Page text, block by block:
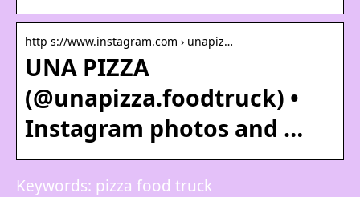
http s://www.instagram.com › unapiz…
UNA PIZZA
(@unapizza.foodtruck) •
Instagram photos and …
Keywords: pizza food truck